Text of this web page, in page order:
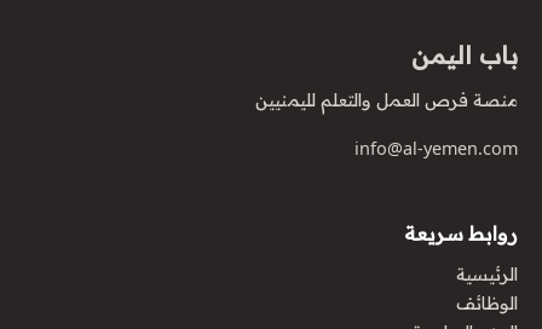
باب اليمن
منصة فرص العمل والتعلم لليمنيين
info@al-yemen.com
روابط سريعة
الرئيسية
الوظائف